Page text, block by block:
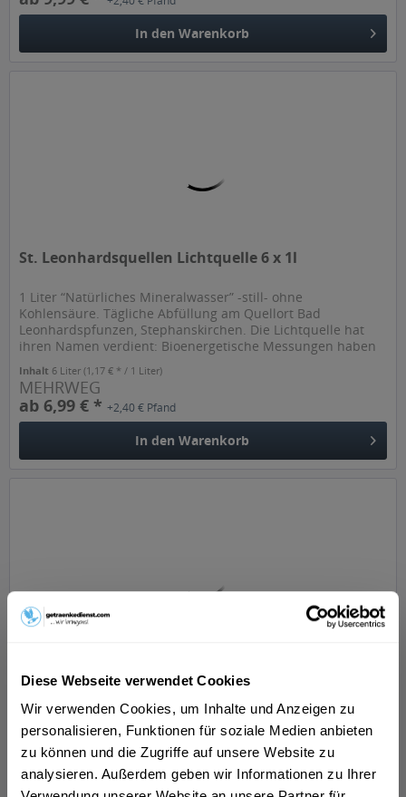
Diese Webseite verwendet Cookies
Wir verwenden Cookies, um Inhalte und Anzeigen zu
personalisieren, Funktionen für soziale Medien anbieten
zu können und die Zugriffe auf unsere Website zu
analysieren. Außerdem geben wir Informationen zu Ihrer
In den Warenkorb
St. Leonhardsquellen Lichtquelle 6 x 1l
1 Liter “Natürliches Mineralwasser” -still- ohne
Kohlensäure. Tägliche Abfüllung am Quellort Bad
Leonhardspfunzen, Stephanskirchen. Die Lichtquelle hat
ihren Namen verdient: Bioenergetische Messungen haben
Inhalt 6 Liter(1,17 € * / 1 Liter)
MEHRWEG
ab 6,99 € *+2,40 € Pfand
In den Warenkorb
"1 Liter “Natürliches Mineralwasser” -still- ohne
Kohlensäure. Tägliche Abfüllung am Quellort Bad
Leonhardspfunzen, Stephanskirchen.", sagt der Hersteller.
Inhalt6 Liter(1,08 € * / 1 Liter)